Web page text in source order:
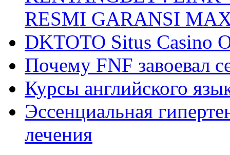
RESMI GARANSI
DKTOTO Situs Casino
Почему FNF завоевал
Курсы английского
Эссенциальная
лечения